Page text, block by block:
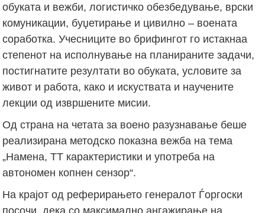
обуката и вежби, логистичко обезбедување, врски
комуникации, буџетирање и цивилно – воената
соработка. Учесниците во брифингот го истакнаа
степенот на исполнување на планираните задачи,
постигнатите резултати во обуката, условите за
живот и работа, како и искуствата и научените
лекции од извршените мисии.
Од страна на четата за воено разузнавање беше
реализирана методско показна вежба на тема
„Намена, ТТ карактеристики и употреба на
автономен копнен сензор“.
На крајот од реферирањето генералот Ѓоргоски
посочи, дека со максимално ангажирање на